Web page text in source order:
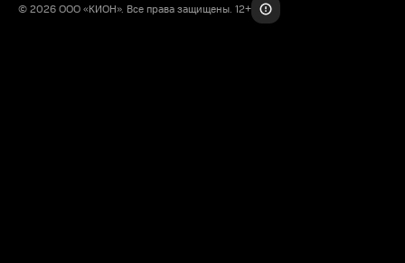
© 2026 ООО «КИОН». Все права защищены. 12+